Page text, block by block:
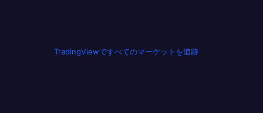
TradingViewですべてのマーケットを追跡